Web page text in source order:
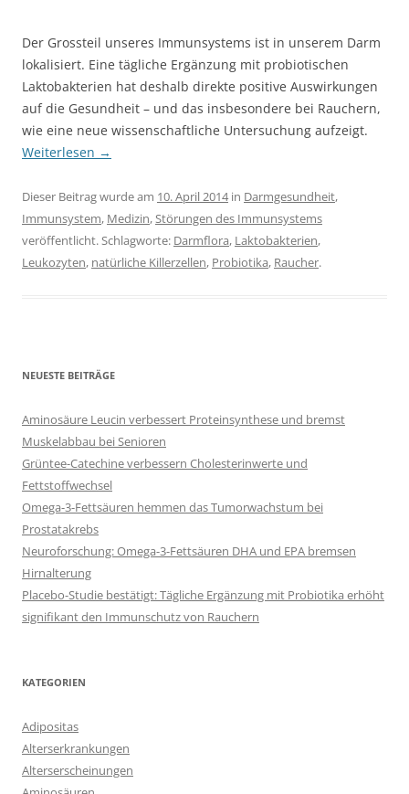
Der Grossteil unseres Immunsystems ist in unserem Darm
lokalisiert. Eine tägliche Ergänzung mit probiotischen
Laktobakterien hat deshalb direkte positive Auswirkungen
auf die Gesundheit – und das insbesondere bei Rauchern,
wie eine neue wissenschaftliche Untersuchung aufzeigt.
Weiterlesen →
Dieser Beitrag wurde am 10. April 2014in Darmgesundheit,
Immunsystem, Medizin,Störungen des Immunsystems
veröffentlicht. Schlagworte: Darmflora, Laktobakterien,
Leukozyten, natürliche Killerzellen, Probiotika, Raucher.
NEUESTE BEITRÄGE
Aminosäure Leucin verbessert Proteinsynthese und bremst
Muskelabbau bei Senioren
Grüntee-Catechine verbessern Cholesterinwerte und
Fettstoffwechsel
Omega-3-Fettsäuren hemmen das Tumorwachstum bei
Prostatakrebs
Neuroforschung: Omega-3-Fettsäuren DHA und EPA bremsen
Hirnalterung
Placebo-Studie bestätigt: Tägliche Ergänzung mit Probiotika erhöht
signifikant den Immunschutz von Rauchern
KATEGORIEN
Adipositas
Alterserkrankungen
Alterserscheinungen